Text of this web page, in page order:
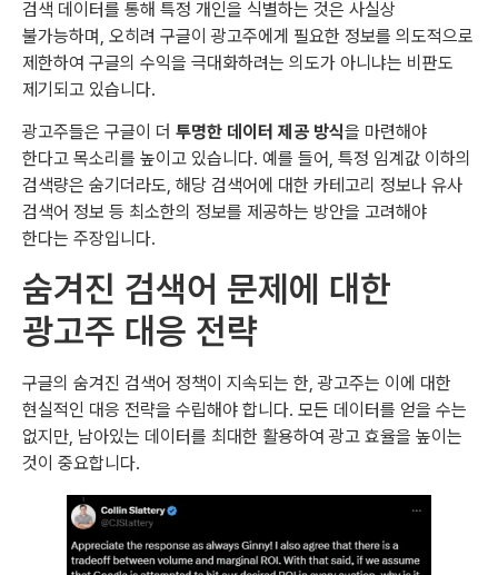
검색 데이터를 통해 특정 개인을 식별하는 것은 사실상
불가능하며, 오히려 구글이 광고주에게 필요한 정보를 의도적으로
제한하여 구글의 수익을 극대화하려는 의도가 아니냐는 비판도
제기되고 있습니다.
광고주들은 구글이 더 투명한 데이터 제공 방식을 마련해야
한다고 목소리를 높이고 있습니다. 예를 들어, 특정 임계값 이하의
검색량은 숨기더라도, 해당 검색어에 대한 카테고리 정보나 유사
검색어 정보 등 최소한의 정보를 제공하는 방안을 고려해야
한다는 주장입니다.
숨겨진 검색어 문제에 대한
광고주 대응 전략
구글의 숨겨진 검색어 정책이 지속되는 한, 광고주는 이에 대한
현실적인 대응 전략을 수립해야 합니다. 모든 데이터를 얻을 수는
없지만, 남아있는 데이터를 최대한 활용하여 광고 효율을 높이는
것이 중요합니다.